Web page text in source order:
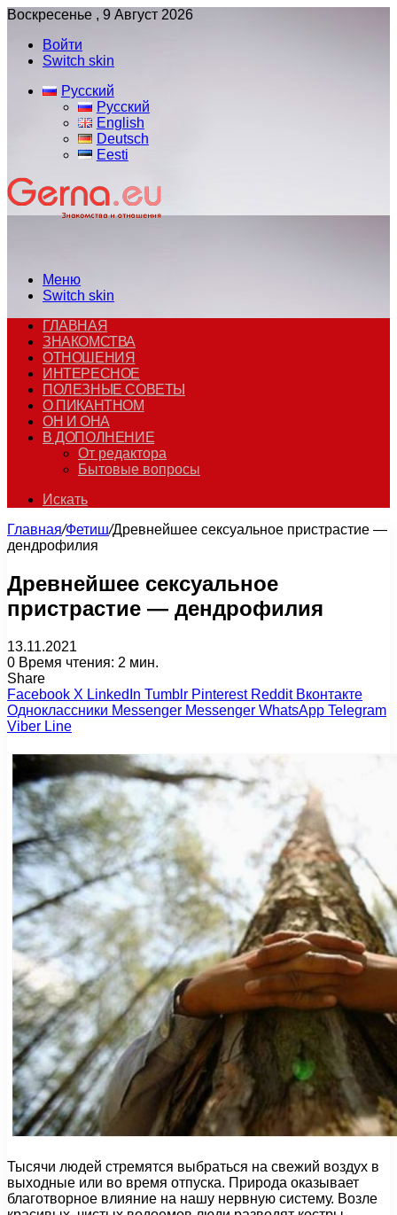
Воскресенье , 9 Август 2026
Войти
Switch skin
Русский
Русский
English
Deutsch
Eesti
Меню
Switch skin
ГЛАВНАЯ
ЗНАКОМСТВА
ОТНОШЕНИЯ
ИНТЕРЕСНОЕ
ПОЛЕЗНЫЕ СОВЕТЫ
О ПИКАНТНОМ
ОН И ОНА
В ДОПОЛНЕНИЕ
От редактора
Бытовые вопросы
Искать
Главная/Фетиш/Древнейшее сексуальное пристрастие —
дендрофилия
Древнейшее сексуальное
пристрастие — дендрофилия
13.11.2021
0 Время чтения: 2 мин.
Share
Facebook X LinkedIn Tumblr Pinterest Reddit Вконтакте
Одноклассники Messenger Messenger WhatsApp Telegram
Viber Line
Тысячи людей стремятся выбраться на свежий воздух в
выходные или во время отпуска. Природа оказывает
благотворное влияние на нашу нервную систему. Возле